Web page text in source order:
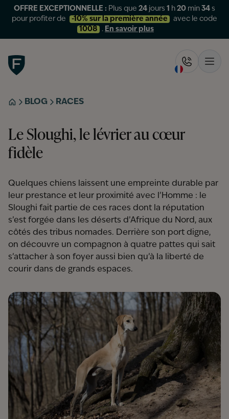
OFFRE EXCEPTIONNELLE : Plus que 24 jours 1 h 20 min 34 s
pour profiter de
-10% sur la première année
avec le code
1008
. En savoir plus
Figo
ACCUEIL
BLOG RACES
Le Sloughi, le lévrier au cœur
fidèle
Quelques chiens laissent une empreinte durable par
leur prestance et leur proximité avec l’Homme : le
Sloughi fait partie de ces races dont la réputation
s’est forgée dans les déserts d’Afrique du Nord, aux
côtés des tribus nomades. Derrière son port digne,
on découvre un compagnon à quatre pattes qui sait
s’attacher à son foyer aussi bien qu’à la liberté de
courir dans de grands espaces.